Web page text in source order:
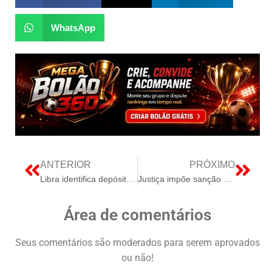
WhatsApp
ANTERIOR PRÓXIMO
Área de comentários
Seus comentários são moderados para serem aprovados
ou não!